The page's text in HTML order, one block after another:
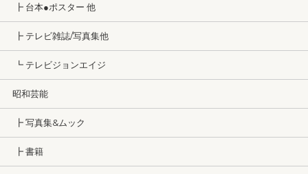
┣ 台本●ポスター 他
┣ テレビ雑誌/写真集他
┗ テレビジョンエイジ
昭和芸能
┣ 写真集&ムック
┣ 書籍